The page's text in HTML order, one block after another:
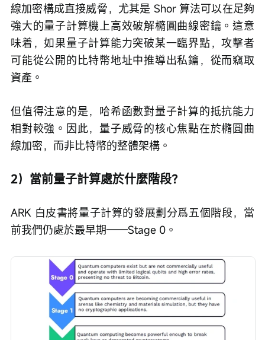
線加密構成直接威脅，尤其是 Shor 算法可以在足夠
強大的量子計算機上高效破解橢圓曲線密鑰。這意
味着，如果量子計算能力突破某一臨界點，攻擊者
可能從公開的比特幣地址中推導出私鑰，從而竊取
資產。
但值得注意的是，哈希函數對量子計算的抵抗能力
相對較強。因此，量子威脅的核心焦點在於橢圓曲
線加密，而非比特幣的整體架構。
2）當前量子計算處於什麼階段？
ARK 白皮書將量子計算的發展劃分爲五個階段，當
前我們仍處於最早期——Stage 0。